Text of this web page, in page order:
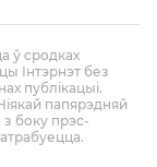
ў сродках
Інтэрнэт без
публікацыі.
папярэдняй
боку прэс-